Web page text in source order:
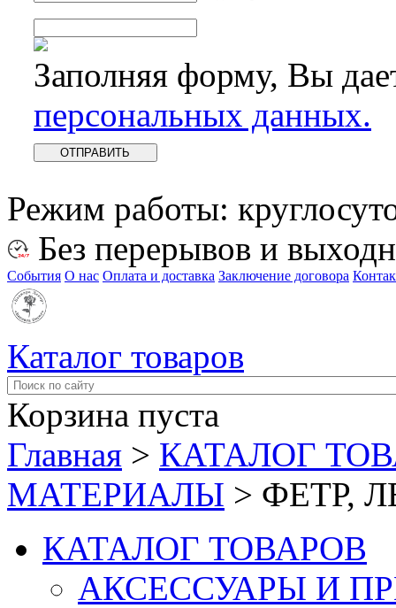
Заполняя форму, Вы
персональных данных.
Режим работы:
Без перерывов и
События О нас Оплата и доставка Заключение договора
Каталог товаров
Корзина пуста
Главная > КАТАЛОГ
МАТЕРИАЛЫ > ФЕТР,
КАТАЛОГ ТОВАРОВ
АКСЕССУАРЫ И